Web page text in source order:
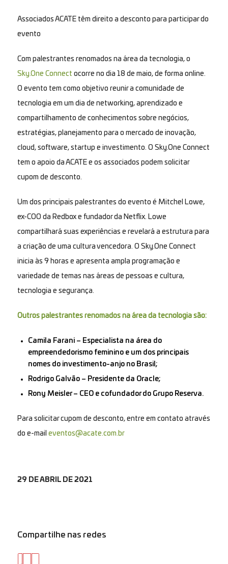
Associados ACATE têm direito a desconto para participar do
evento
Com palestrantes renomados na área da tecnologia, o
Sky.One Connect ocorre no dia 18 de maio, de forma online.
O evento tem como objetivo reunir a comunidade de
tecnologia em um dia de networking, aprendizado e
compartilhamento de conhecimentos sobre negócios,
estratégias, planejamento para o mercado de inovação,
cloud, software, startup e investimento. O Sky.One Connect
tem o apoio da ACATE e os associados podem solicitar
cupom de desconto.
Um dos principais palestrantes do evento é Mitchel Lowe,
ex-COO da Redbox e fundador da Netflix. Lowe
compartilhará suas experiências e revelará a estrutura para
a criação de uma cultura vencedora. O Sky.One Connect
inicia às 9 horas e apresenta ampla programação e
variedade de temas nas áreas de pessoas e cultura,
tecnologia e segurança.
Outros palestrantes renomados na área da tecnologia são:
Camila Farani – Especialista na área do
empreendedorismo feminino e um dos principais
nomes do investimento-anjo no Brasil;
Rodrigo Galvão – Presidente da Oracle;
Rony Meisler – CEO e cofundador do Grupo Reserva.
Para solicitar cupom de desconto, entre em contato através
do e-mail eventos@acate.com.br
29 DE ABRIL DE 2021
Compartilhe nas redes